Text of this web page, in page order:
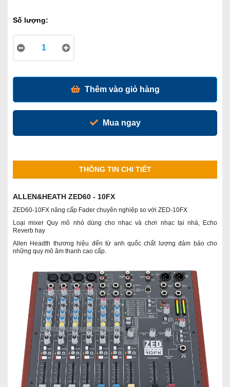
Số lượng:
Thêm vào giỏ hàng
Mua ngay
THÔNG TIN CHI TIẾT
ALLEN&HEATH ZED60 - 10FX
ZED60-10FX nâng cấp Fader chuyên nghiệp so với ZED-10FX
Loại mixer Quy mô nhỏ dùng cho nhạc và chơi nhạc tại nhà, Echo
Reverb hay
Allen Headth thương hiệu đến từ anh quốc chất lượng đảm bảo cho
những quy mô âm thanh cao cấp.